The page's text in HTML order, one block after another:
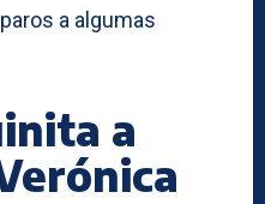
a algumas
a